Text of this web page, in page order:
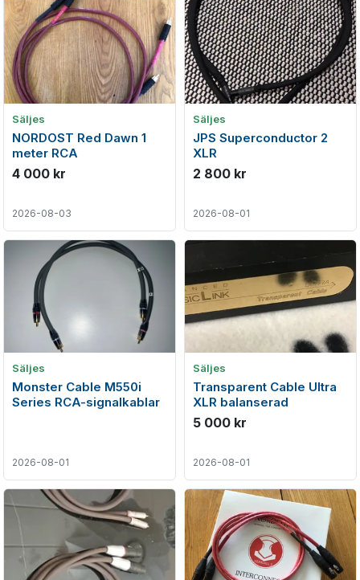
Säljes
NORDOST Red Dawn 1
meter RCA
4 000 kr
2026-08-03
Säljes
JPS Superconductor 2
XLR
2 800 kr
2026-08-01
Säljes
Monster Cable M550i
Series RCA-signalkablar
2026-08-01
Säljes
Transparent Cable Ultra
XLR balanserad
5 000 kr
2026-08-01